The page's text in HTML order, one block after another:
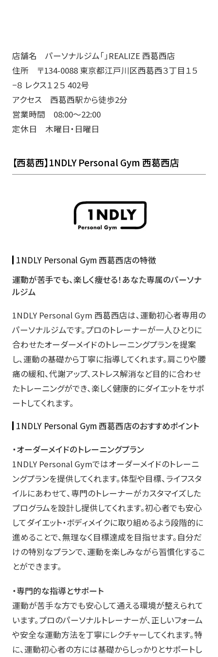
店舗名 パーソナルジム「」REALIZE 西葛西店
住所 〒134-0088 東京都江戸川区西葛西３丁目１５
−８ レクス１２５ 402号
アクセス 西葛西駅から徒歩2分
営業時間 08:00～22:00
定休日 木曜日・日曜日
【西葛西】1NDLY Personal Gym 西葛西店
1NDLY Personal Gym 西葛西店の特徴
運動が苦手でも、楽しく痩せる！あなた専属のパーソナ
ルジム
1NDLY Personal Gym 西葛西店は、運動初心者専用の
パーソナルジムです。プロのトレーナーが一人ひとりに
合わせたオーダーメイドのトレーニングプランを提案
し、運動の基礎から丁寧に指導してくれます。肩こりや腰
痛の緩和、代謝アップ、ストレス解消など目的に合わせ
たトレーニングができ、楽しく健康的にダイエットをサポ
ートしてくれます。
1NDLY Personal Gym 西葛西店のおすすめポイント
・オーダーメイドのトレーニングプラン
1NDLY Personal Gymではオーダーメイドのトレーニ
ングプランを提供してくれます。体型や目標、ライフスタ
イルにあわせて、専門のトレーナーがカスタマイズした
プログラムを設計し提供してくれます。初心者でも安心
してダイエット・ボディメイクに取り組めるよう段階的に
進めることで、無理なく目標達成を目指せます。自分だ
けの特別なプランで、運動を楽しみながら習慣化するこ
とができます。
・専門的な指導とサポート
運動が苦手な方でも安心して通える環境が整えられて
います。プロのパーソナルトレーナーが、正しいフォーム
や安全な運動方法を丁寧にレクチャーしてくれます。特
に、運動初心者の方には基礎からしっかりとサポートし